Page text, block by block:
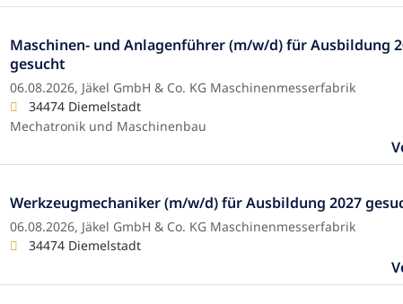
Maschinen- und Anlagenführer (m/w/d) für Ausbildung
gesucht
06.08.2026, Jäkel GmbH & Co. KG Maschinenmesserfabrik
34474 Diemelstadt
Mechatronik und Maschinenbau
Werkzeugmechaniker (m/w/d) für Ausbildung 2027
06.08.2026, Jäkel GmbH & Co. KG Maschinenmesserfabrik
34474 Diemelstadt